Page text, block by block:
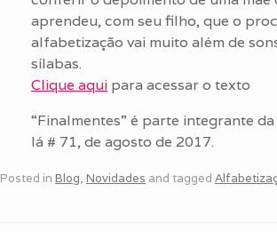
aprendeu, com seu filho, que o
alfabetização vai muito além de
sílabas.
Clique aqui para acessar o texto
“Finalmentes” é parte integrante da
lá # 71, de agosto de 2017.
Posted in Blog, Novidades and tagged